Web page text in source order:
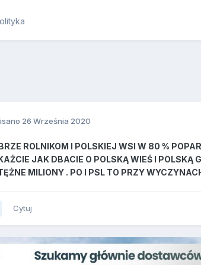
26 Września 2020
ROLNIKOM I POLSKIEJ WSI W 80 %
JAK DBACIE O POLSKĄ WIEŚ I POLSKĄ
MILIONY . PO I PSL TO PRZY
Cytuj